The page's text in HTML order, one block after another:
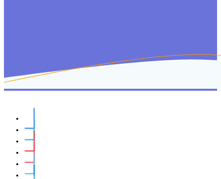
twitter
youtube
instagram
vimeo
linkedin